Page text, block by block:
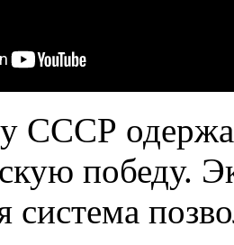
СССР
победу.
система